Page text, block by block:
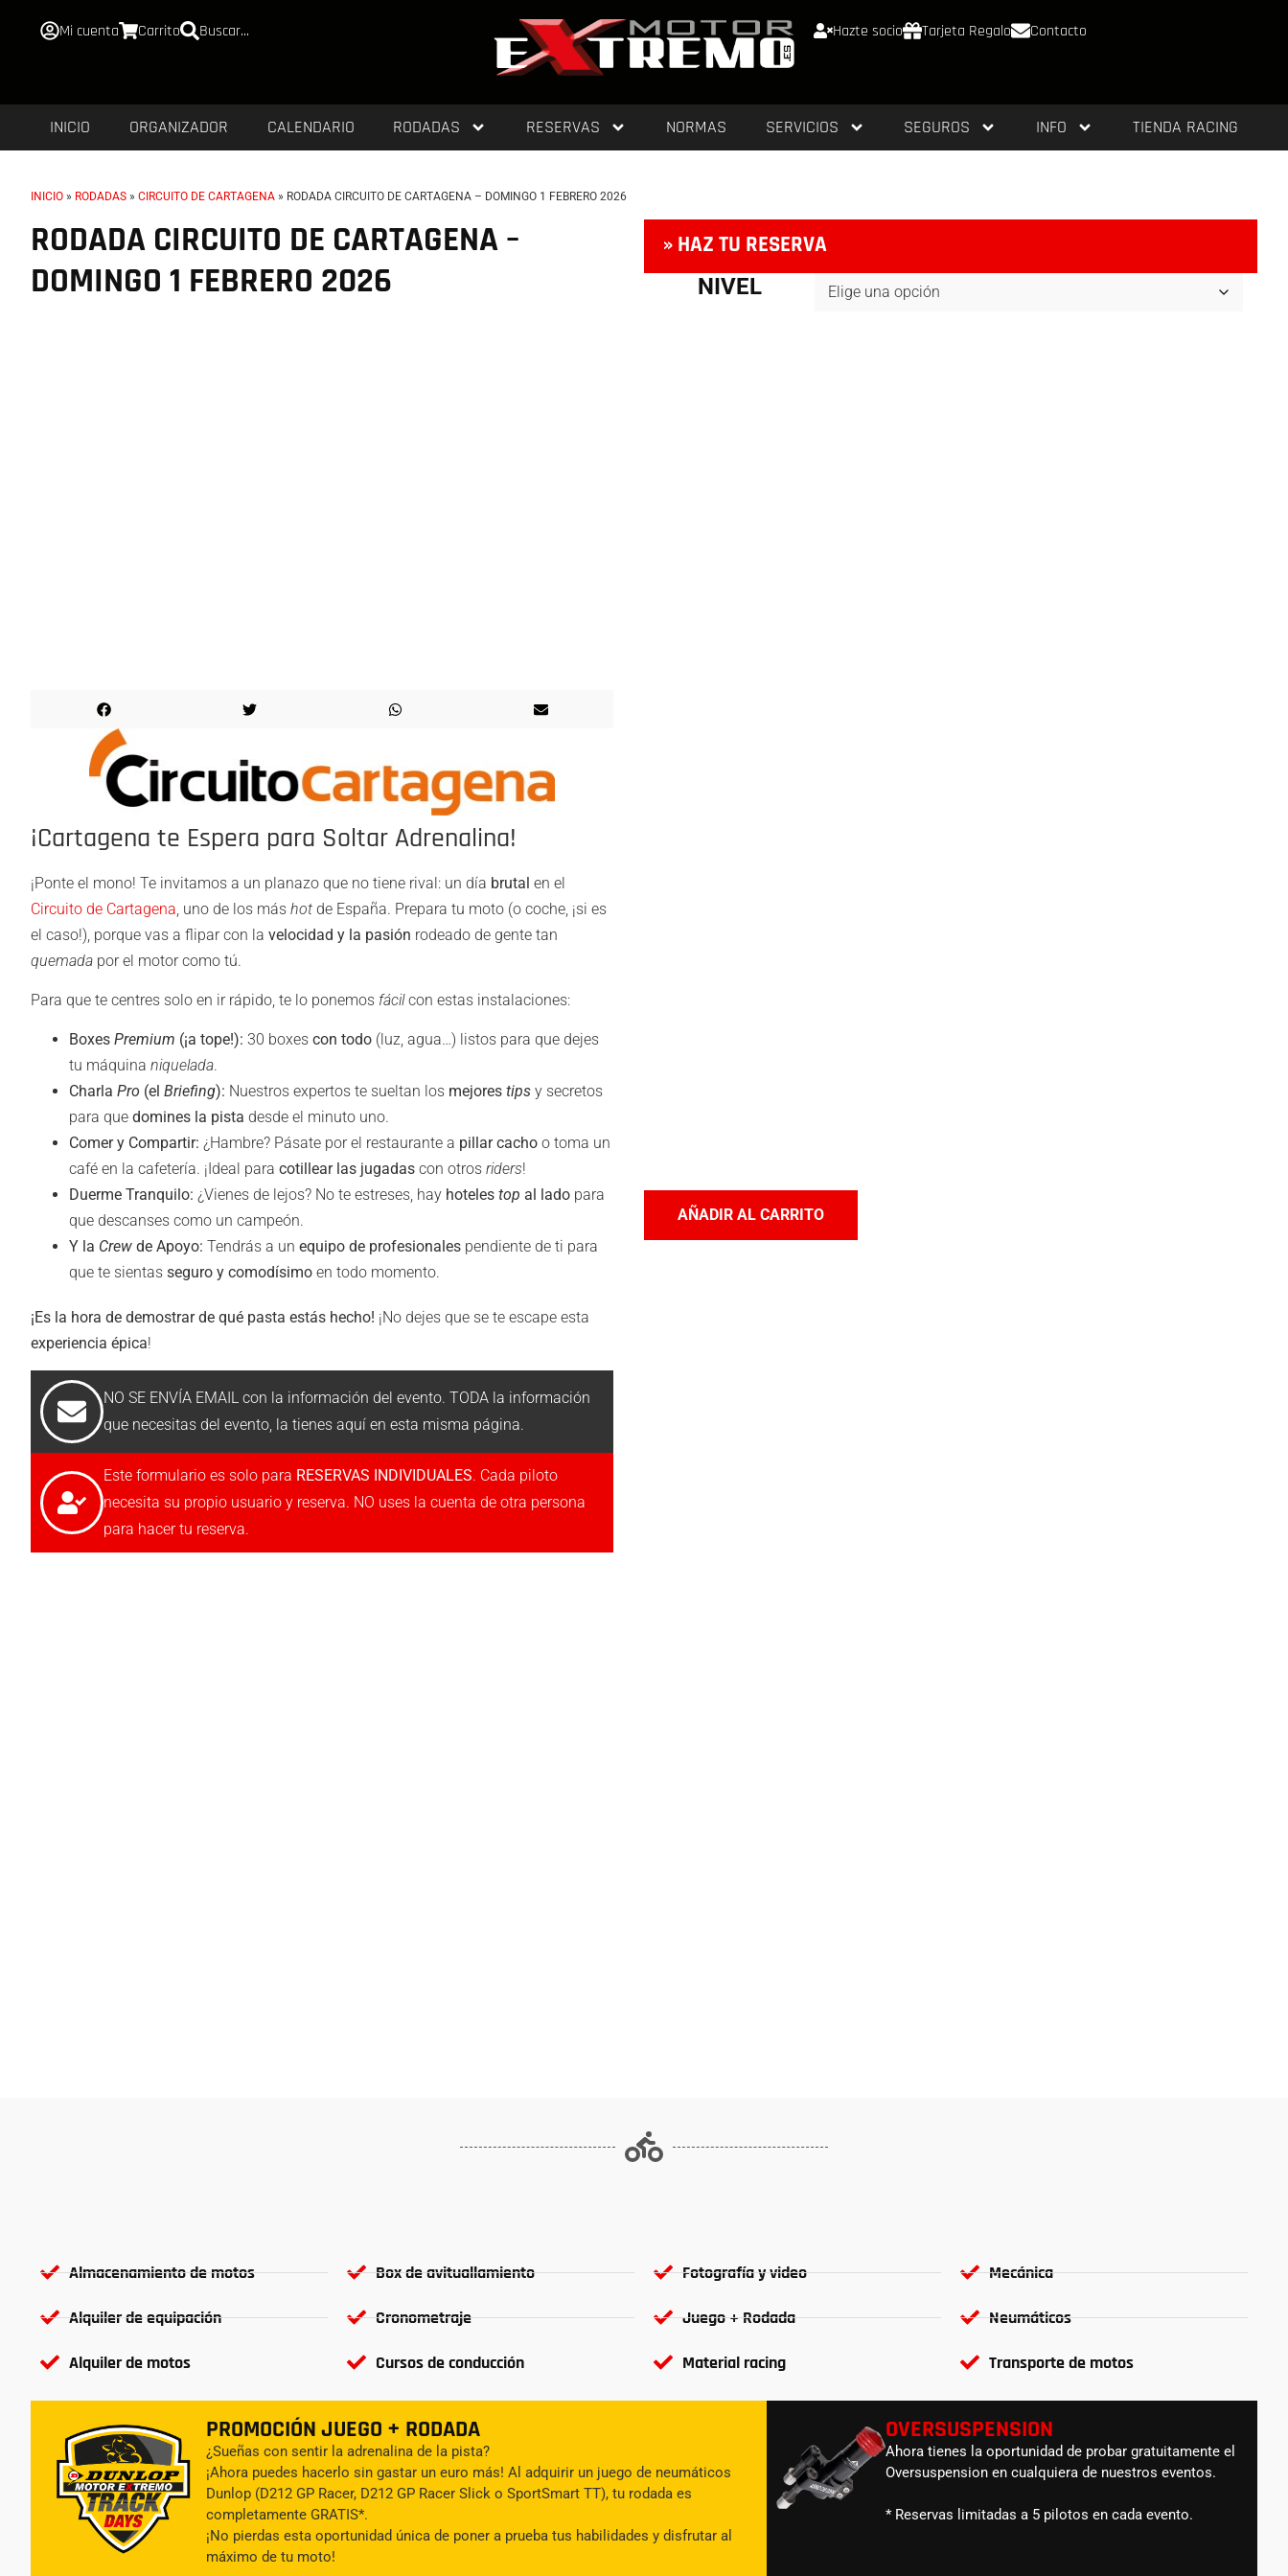
Mi cuenta Carrito Buscar... Hazte socio Tarjeta Regalo Contacto
INICIO ORGANIZADOR CALENDARIO RODADAS RESERVAS NORMAS SERVICIOS SEGUROS INFO TIENDA RACING
INICIO » RODADAS » CIRCUITO DE CARTAGENA » RODADA CIRCUITO DE CARTAGENA – DOMINGO 1 FEBRERO 2026
RODADA CIRCUITO DE CARTAGENA –
DOMINGO 1 FEBRERO 2026
¡Cartagena te Espera para Soltar Adrenalina!
¡Ponte el mono! Te invitamos a un planazo que no tiene rival: un día brutal en el
Circuito de Cartagena , uno de los más hot de España. Prepara tu moto (o coche, ¡si es
el caso!), porque vas a flipar con la velocidad y la pasión rodeado de gente tan
quemada por el motor como tú.
Para que te centres solo en ir rápido, te lo ponemos fácilcon estas instalaciones:
Boxes Premium (¡a tope!): 30 boxes con todo (luz, agua…) listos para que dejes
tu máquina niquelada.
Charla Pro (el Briefing): Nuestros expertos te sueltan los mejores tips y secretos
para que domines la pista desde el minuto uno.
Comer y Compartir: ¿Hambre? Pásate por el restaurante a pillar cacho o toma un
café en la cafetería. ¡Ideal para cotillear las jugadas con otros riders!
Duerme Tranquilo: ¿Vienes de lejos? No te estreses, hay hoteles top al lado para
que descanses como un campeón.
Y la Crew de Apoyo: Tendrás a un equipo de profesionales pendiente de ti para
que te sientas seguro y comodísimo en todo momento.
¡Es la hora de demostrar de qué pasta estás hecho! ¡No dejes que se te escape esta
experiencia épica!
NO SE ENVÍA EMAIL con la información del evento. TODA la información
que necesitas del evento, la tienes aquí en esta misma página.
Este formulario es solo para RESERVAS INDIVIDUALES. Cada piloto
necesita su propio usuario y reserva. NO uses la cuenta de otra persona
para hacer tu reserva.
» HAZ TU RESERVA
NIVEL
AÑADIR AL CARRITO
Almacenamiento de motos
Alquiler de equipación
Alquiler de motos
Box de avituallamiento
Cronometraje
Cursos de conducción
Fotografía y video
Juego + Rodada
Material racing
Mecánica
Neumáticos
Transporte de motos
PROMOCIÓN JUEGO + RODADA
¿Sueñas con sentir la adrenalina de la pista?
¡Ahora puedes hacerlo sin gastar un euro más! Al adquirir un juego de neumáticos
Dunlop (D212 GP Racer, D212 GP Racer Slick o SportSmart TT), tu rodada es
completamente GRATIS*.
¡No pierdas esta oportunidad única de poner a prueba tus habilidades y disfrutar al
máximo de tu moto!
OVERSUSPENSION
Ahora tienes la oportunidad de probar gratuitamente el
Oversuspension en cualquiera de nuestros eventos.
* Reservas limitadas a 5 pilotos en cada evento.